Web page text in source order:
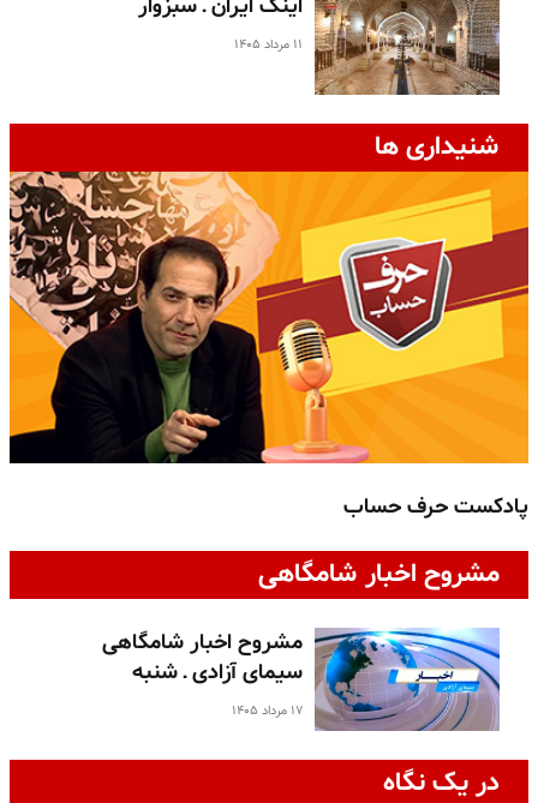
اینک ایران ـ سبزوار
۱۱ مرداد ۱۴۰۵
شنیداری ها
پادکست حرف حساب
مشروح اخبار شامگاهی
مشروح اخبار شامگاهی
سیمای آزادی ـ شنبه
۱۷ مرداد ۱۴۰۵
در یک نگاه